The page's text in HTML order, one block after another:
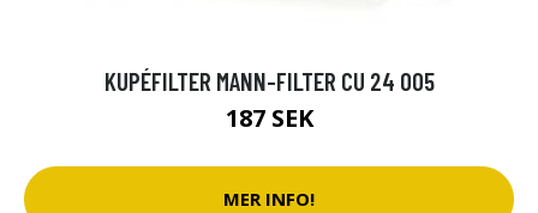
KUPÉFILTER MANN-FILTER CU 24 005
187 SEK
MER INFO!